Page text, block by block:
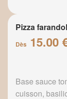
Pizza
Dès 15.00
Base sauce
cuisson,